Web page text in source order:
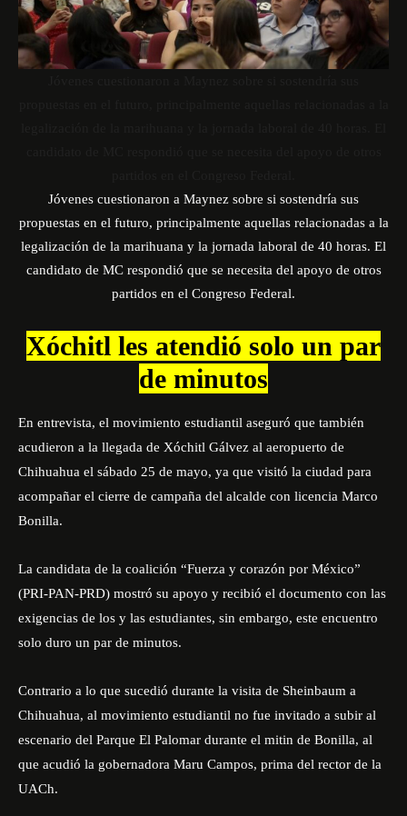
Jóvenes cuestionaron a Maynez sobre si sostendría sus
propuestas en el futuro, principalmente aquellas relacionadas a la
legalización de la marihuana y la jornada laboral de 40 horas. El
candidato de MC respondió que se necesita del apoyo de otros
partidos en el Congreso Federal.
Xóchitl les atendió solo un par
de minutos
En entrevista, el movimiento estudiantil aseguró que también
acudieron a la llegada de Xóchitl Gálvez al aeropuerto de
Chihuahua el sábado 25 de mayo, ya que visitó la ciudad para
acompañar el cierre de campaña del alcalde con licencia Marco
Bonilla.
La candidata de la coalición “Fuerza y corazón por México”
(PRI-PAN-PRD) mostró su apoyo y recibió el documento con las
exigencias de los y las estudiantes, sin embargo, este encuentro
solo duro un par de minutos.
Contrario a lo que sucedió durante la visita de Sheinbaum a
Chihuahua, al movimiento estudiantil no fue invitado a subir al
escenario del Parque El Palomar durante el mitin de Bonilla, al
que acudió la gobernadora Maru Campos, prima del rector de la
UACh.